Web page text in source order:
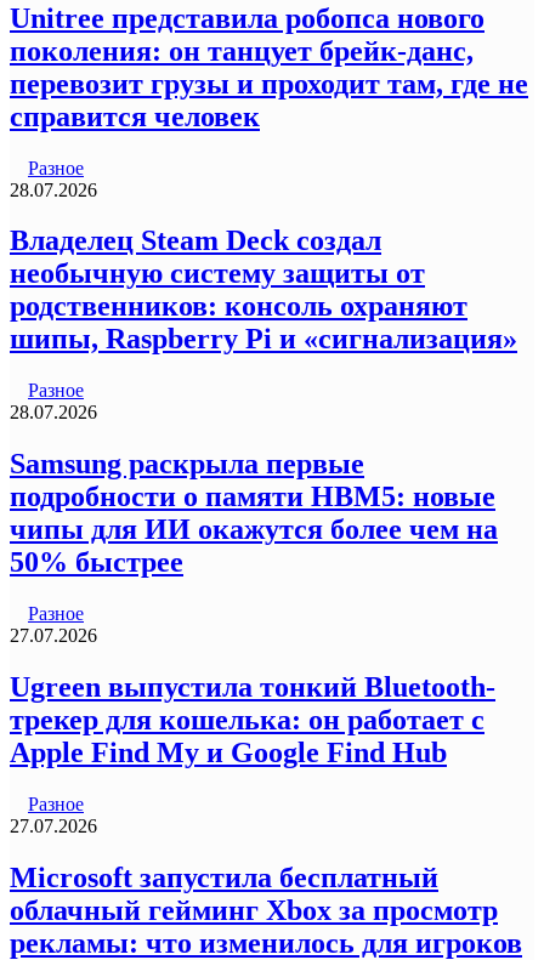
Unitree представила робопса нового
поколения: он танцует брейк-данс,
перевозит грузы и проходит там, где не
справится человек
Разное
28.07.2026
Владелец Steam Deck создал
необычную систему защиты от
родственников: консоль охраняют
шипы, Raspberry Pi и «сигнализация»
Разное
28.07.2026
Samsung раскрыла первые
подробности о памяти HBM5: новые
чипы для ИИ окажутся более чем на
50% быстрее
Разное
27.07.2026
Ugreen выпустила тонкий Bluetooth-
трекер для кошелька: он работает с
Apple Find My и Google Find Hub
Разное
27.07.2026
Microsoft запустила бесплатный
облачный гейминг Xbox за просмотр
рекламы: что изменилось для игроков